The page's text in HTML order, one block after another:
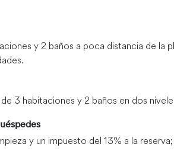
y 2 baños a poca distancia de la
3 habitaciones y 2 baños en dos
y un impuesto del 13% a la